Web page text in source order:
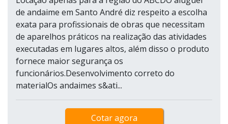
de andaime em Santo André diz respeito a escolha
exata para profissionais de obras que necessitam
de aparelhos práticos na realização das atividades
executadas em lugares altos, além disso o produto
fornece maior segurança os
funcionários.Desenvolvimento correto do
materialOs andaimes s&ati...
Cotar agora